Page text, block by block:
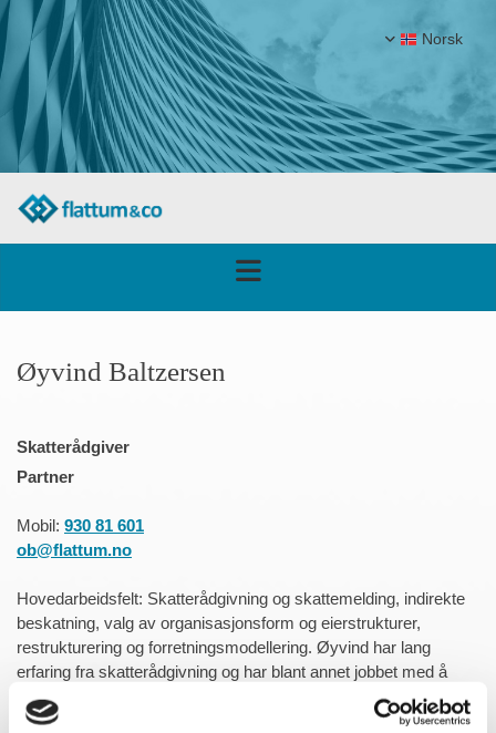
Norsk
Øyvind Baltzersen
Skatterådgiver
Partner
Mobil: 930 81 601
ob@flattum.no
Hovedarbeidsfelt: Skatterådgivning og skattemelding, indirekte
beskatning, valg av organisasjonsform og eierstrukturer,
restrukturering og forretningsmodellering. Øyvind har lang
erfaring fra skatterådgivning og har blant annet jobbet med å
holde kurs innenfor skatt og regnskap for bedrifter og
organisasjoner. Øyvind har bakgrunn fra Skatteetaten, Wolters